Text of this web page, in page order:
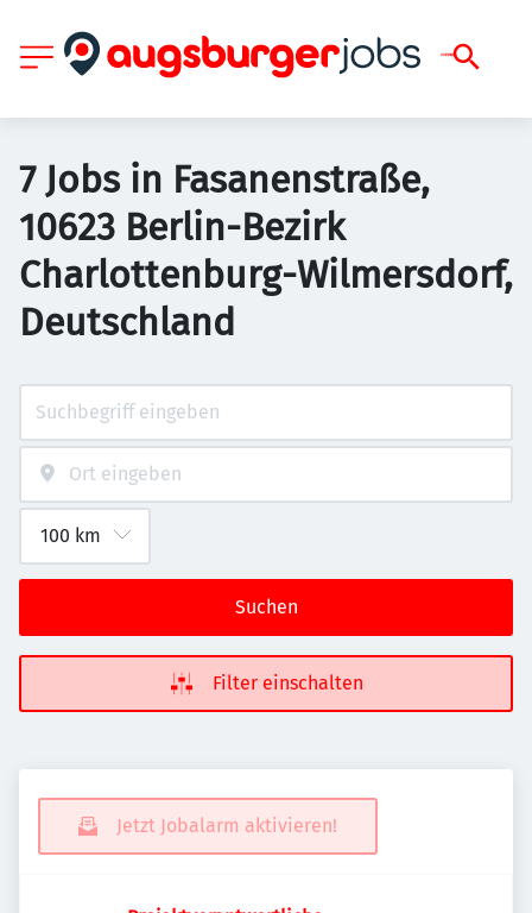
7 Jobs in Fasanenstraße,
10623 Berlin-Bezirk
Charlottenburg-Wilmersdorf,
Deutschland
Suchen
Filter einschalten
Jetzt Jobalarm aktivieren!